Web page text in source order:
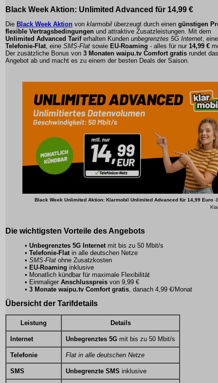
Black Week Aktion: Unlimited Advanced für 14,99 €
Die Black Week Aktion von klarmobil überzeugt durch einen günstigen
flexible Vertragsbedingungen und attraktive Zusatzleistungen. Mit dem
Unlimited Advanced Tariferhalten Kunden unbegrenztes 5G Internet, eine
Telefonie-Flat, eine SMS-Flat sowie EU-Roaming - alles für nur 14,99 €
Der zusätzliche Bonus von 3 Monaten waipu.tv Comfort gratis rundet das
Angebot ab und macht es zu einem der besten Deals der Saison.
Black Week Unlimited Aktion: Klarmobil Unlimited Advanced für 14,99 Euro -
Die wichtigsten Vorteile des Angebots
• Unbegrenztes 5G Internetmit bis zu 50 Mbit/s
• Telefonie-Flatin alle deutschen Netze
• SMS-Flat ohne Zusatzkosten
• EU-Roaming inklusive
• Monatlich kündbar für maximale Flexibilität
• Einmaliger Anschlusspreis von 9,99 €
• 3 Monate waipu.tv Comfort gratis, danach 4,99 €/Monat
Übersicht der Tarifdetails
Leistung Details
Internet Unbegrenztes 5G mit bis zu 50 Mbit/s
Telefonie Flat in alle deutschen Netze
SMS Unbegrenzte SMS inklusive